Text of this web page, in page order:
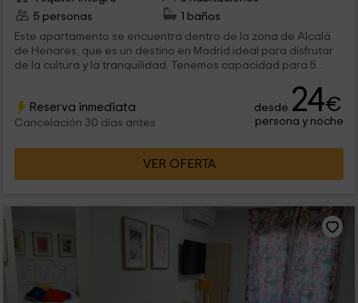
5 personas
1 baños
Este apartamento se encuentra dentro de la zona de Alcalá
de Henares, que es un destino en Madrid ideal para disfrutar
de la cultura y la tranquilidad. Tenemos capacidad para 5
funcionales y llenos de comodidades, así como una terraza
con vistas.
Reserva inmediata
Cancelación 30 días antes
desde 24€
persona y noche
VER OFERTA